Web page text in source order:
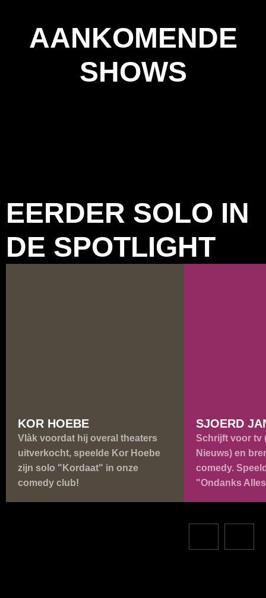
AANKOMENDE
SHOWS
EERDER SOLO IN
DE SPOTLIGHT
KOR HOEBE
Vlàk voordat hij overal theaters
uitverkocht, speelde Kor Hoebe
zijn solo "Kordaat" in onze
comedy club!
SJOERD
Schrijft voor tv
Nieuws) en
comedy.
"Ondanks